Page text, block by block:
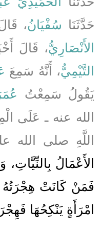
حَدَّثَنَا سُفْيَانُ،
الأَنْصَارِيُّ، قَالَ
التَّيْمِيُّ، أَنَّهُ سَمِعَ
يَقُولُ سَمِعْتُ
الله عنه ـ عَلَى
اللَّهِ صلى الله
الأَعْمَالُ
فَمَنْ كَانَتْ هِجْرَتُهُ
امْرَأَةٍ يَنْكِحُهَا